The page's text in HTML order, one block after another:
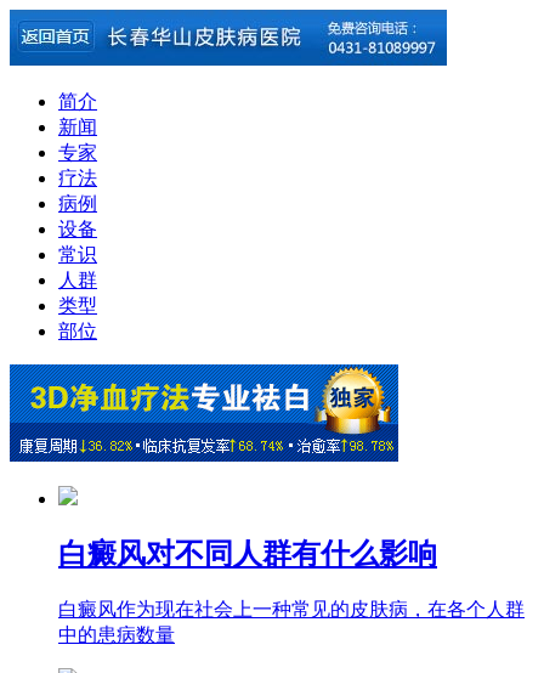
简介
新闻
专家
疗法
病例
设备
常识
人群
类型
部位
白癜风对不同人群有什么影响
白癜风作为现在社会上一种常见的皮肤病，在各个人群
中的患病数量